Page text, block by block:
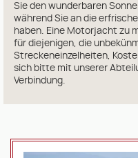
Sie den wunderbaren
während Sie an die
haben. Eine Motorjacht zu
für diejenigen, die
Streckeneinzelheiten,
sich bitte mit unserer
Verbindung.